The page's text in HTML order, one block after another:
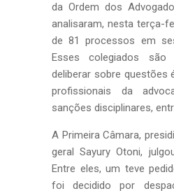
da Ordem dos
analisaram, nesta terça-
de 81 processos em
Esses colegiados são
deliberar sobre questões
profissionais da
sanções disciplinares,
A Primeira Câmara,
geral Sayury Otoni,
Entre eles, um teve
foi decidido por